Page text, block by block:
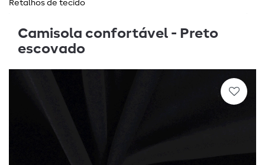
Retalhos de tecido
Camisola confortável - Preto
escovado